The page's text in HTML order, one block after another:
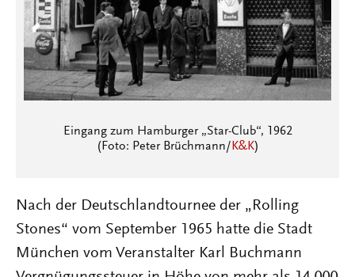
Eingang zum Hamburger „Star-Club“, 1962
(Foto: Peter Brüchmann/ K&K)
Nach der Deutschlandtournee der „Rolling
Stones“ vom September 1965 hatte die Stadt
München vom Veranstalter Karl Buchmann